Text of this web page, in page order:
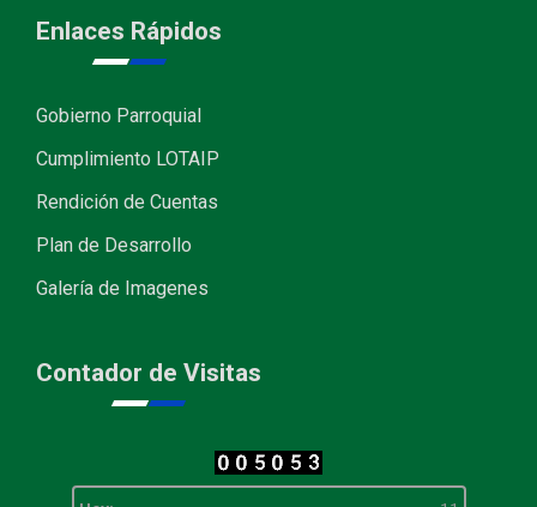
Enlaces Rápidos
Gobierno Parroquial
Cumplimiento LOTAIP
Rendición de Cuentas
Plan de Desarrollo
Galería de Imagenes
Contador de Visitas